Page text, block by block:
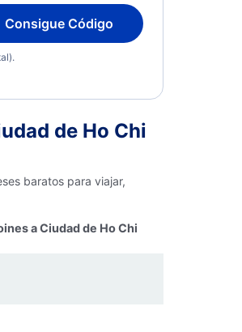
Consigue Código
de Ho Chi
baratos para viajar,
a Ciudad de Ho Chi